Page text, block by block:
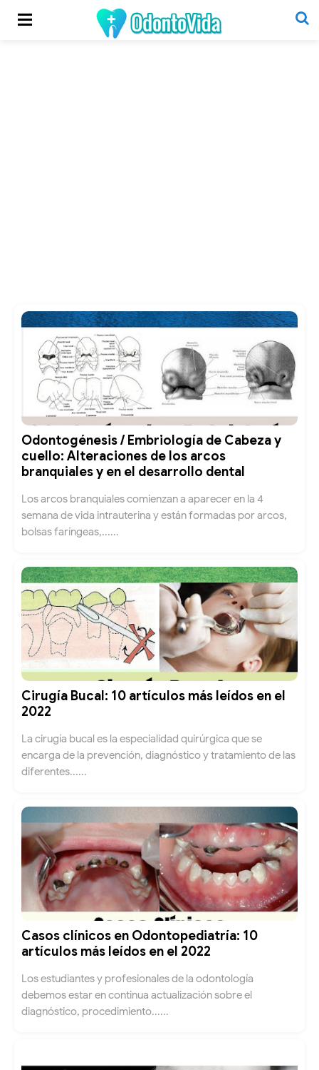
Odontogénesis / Embriología de Cabeza y
cuello: Alteraciones de los arcos
branquiales y en el desarrollo dental
Los arcos branquiales comienzan a aparecer en la 4
semana de vida intrauterina y están formadas por arcos,
bolsas faríngeas,......
Cirugía Bucal: 10 artículos más leídos en el
2022
La cirugía bucal es la especialidad quirúrgica que se
encarga de la prevención, diagnóstico y tratamiento de las
diferentes......
Casos clínicos en Odontopediatría: 10
artículos más leídos en el 2022
Los estudiantes y profesionales de la odontología
debemos estar en continua actualización sobre el
diagnóstico, procedimiento......